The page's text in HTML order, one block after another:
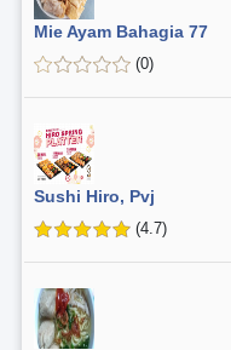
Mie Ayam Bahagia 77
(0)
Sushi Hiro, Pvj
(4.7)